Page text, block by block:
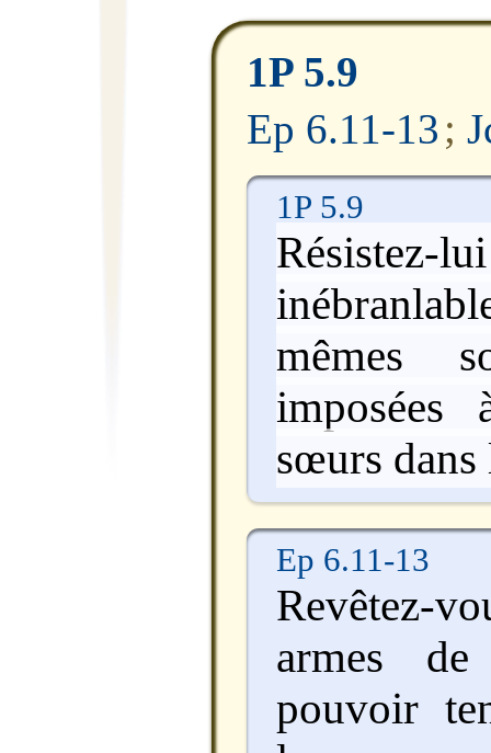
1P 5.9
Ep 6.11-13;
1P 5.9
mêmes
sœurs dans
Ep 6.11-13
Revêtez-
armes
pouvoir